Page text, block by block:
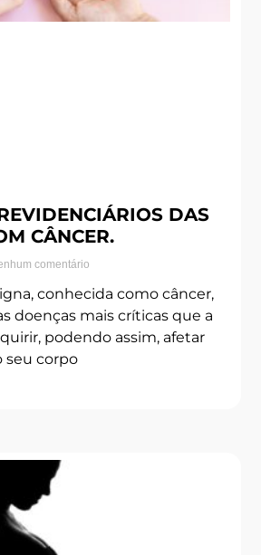
DAS
CÂNCER.
comentário
conhecida como câncer,
doenças mais críticas que a
podendo assim, afetar
seu corpo